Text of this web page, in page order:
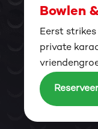
Bowlen
Eerst
private